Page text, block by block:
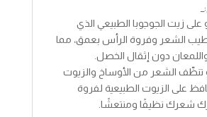
على زيت الجوجوبا الطبيعي الذي
الشعر وفروة الرأس بعمق، مما
دون إثقال الخصل.
تنظّف الشعر من الأوساخ والزيوت
على الزيوت الطبيعية لفروة
شعرك نظيفًا ومنتعشًا.